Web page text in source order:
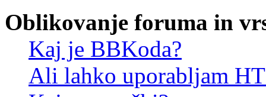
Oblikovanje foruma in
Kaj je BBKoda?
Ali lahko uporabljam